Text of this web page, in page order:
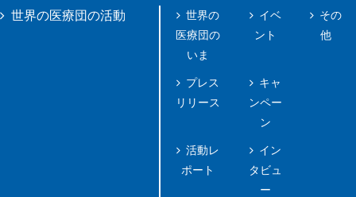
世界の医療団の活動
世界の
医療団の
いま
プレス
リリース
活動レ
ポート
イベ
ント
キャ
ンペー
ン
イン
タビュ
ー
その
他